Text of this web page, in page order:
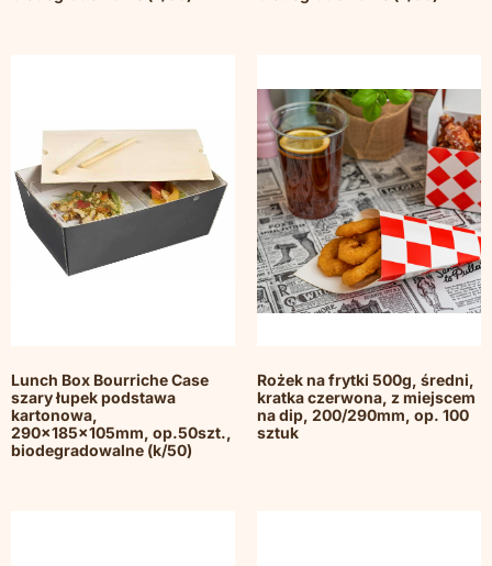
Lunch Box Bourriche Case
szary łupek podstawa
kartonowa,
290x185x105mm, op.50szt.,
biodegradowalne (k/50)
Rożek na frytki 500g, średni,
kratka czerwona, z miejscem
na dip, 200/290mm, op. 100
sztuk